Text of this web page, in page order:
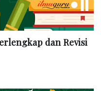
dan Revisi